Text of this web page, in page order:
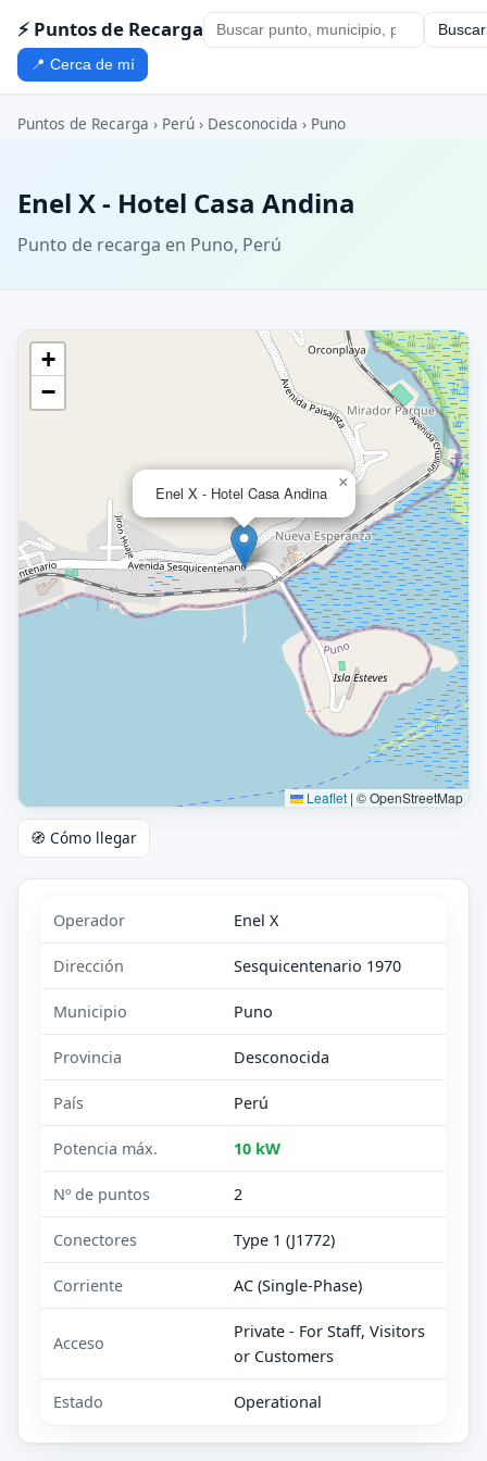
⚡ Puntos de Recarga Buscar
📍 Cerca de mí
Puntos de Recarga › Perú › Desconocida › Puno
Enel X - Hotel Casa Andina
Punto de recarga en Puno, Perú
Enel X - Hotel Casa Andina
×
+
−
Leaflet | © OpenStreetMap
🧭 Cómo llegar
Operador Enel X
Dirección Sesquicentenario 1970
Municipio Puno
Provincia Desconocida
País Perú
Potencia máx. 10 kW
Nº de puntos 2
Conectores Type 1 (J1772)
Corriente AC (Single-Phase)
Acceso
Private - For Staff, Visitors
or Customers
Estado Operational